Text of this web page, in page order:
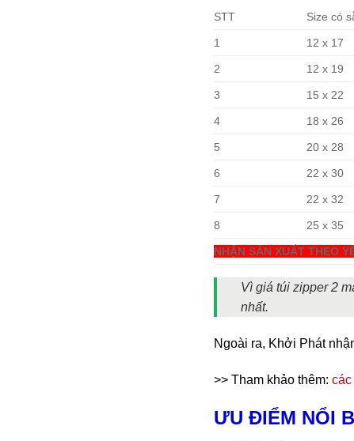
STT Size có
1 12 x 17
2 12 x 19
3 15 x 22
4 18 x 26
5 20 x 28
6 22 x 30
7 22 x 32
8 25 x 35
NHẬN SẢN XUẤT THEO
Vì giá túi zipper 2
nhất.
Ngoài ra, Khởi Phát
>> Tham khảo thêm:
ƯU ĐIỂM NỔI